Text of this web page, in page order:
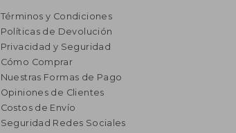
Términos y Condiciones
Políticas de Devolución
Privacidad y Seguridad
Cómo Comprar
Nuestras Formas de Pago
Opiniones de Clientes
Costos de Envío
Seguridad Redes Sociales